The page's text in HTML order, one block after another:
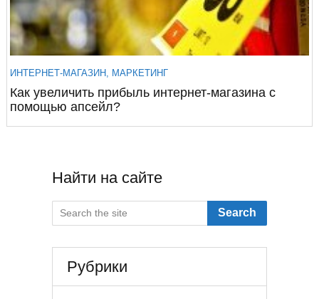
ИНТЕРНЕТ-МАГАЗИН МАРКЕТИНГ
Как увеличить прибыль интернет-магазина с
помощью апсейл?
Найти на сайте
Search
Рубрики